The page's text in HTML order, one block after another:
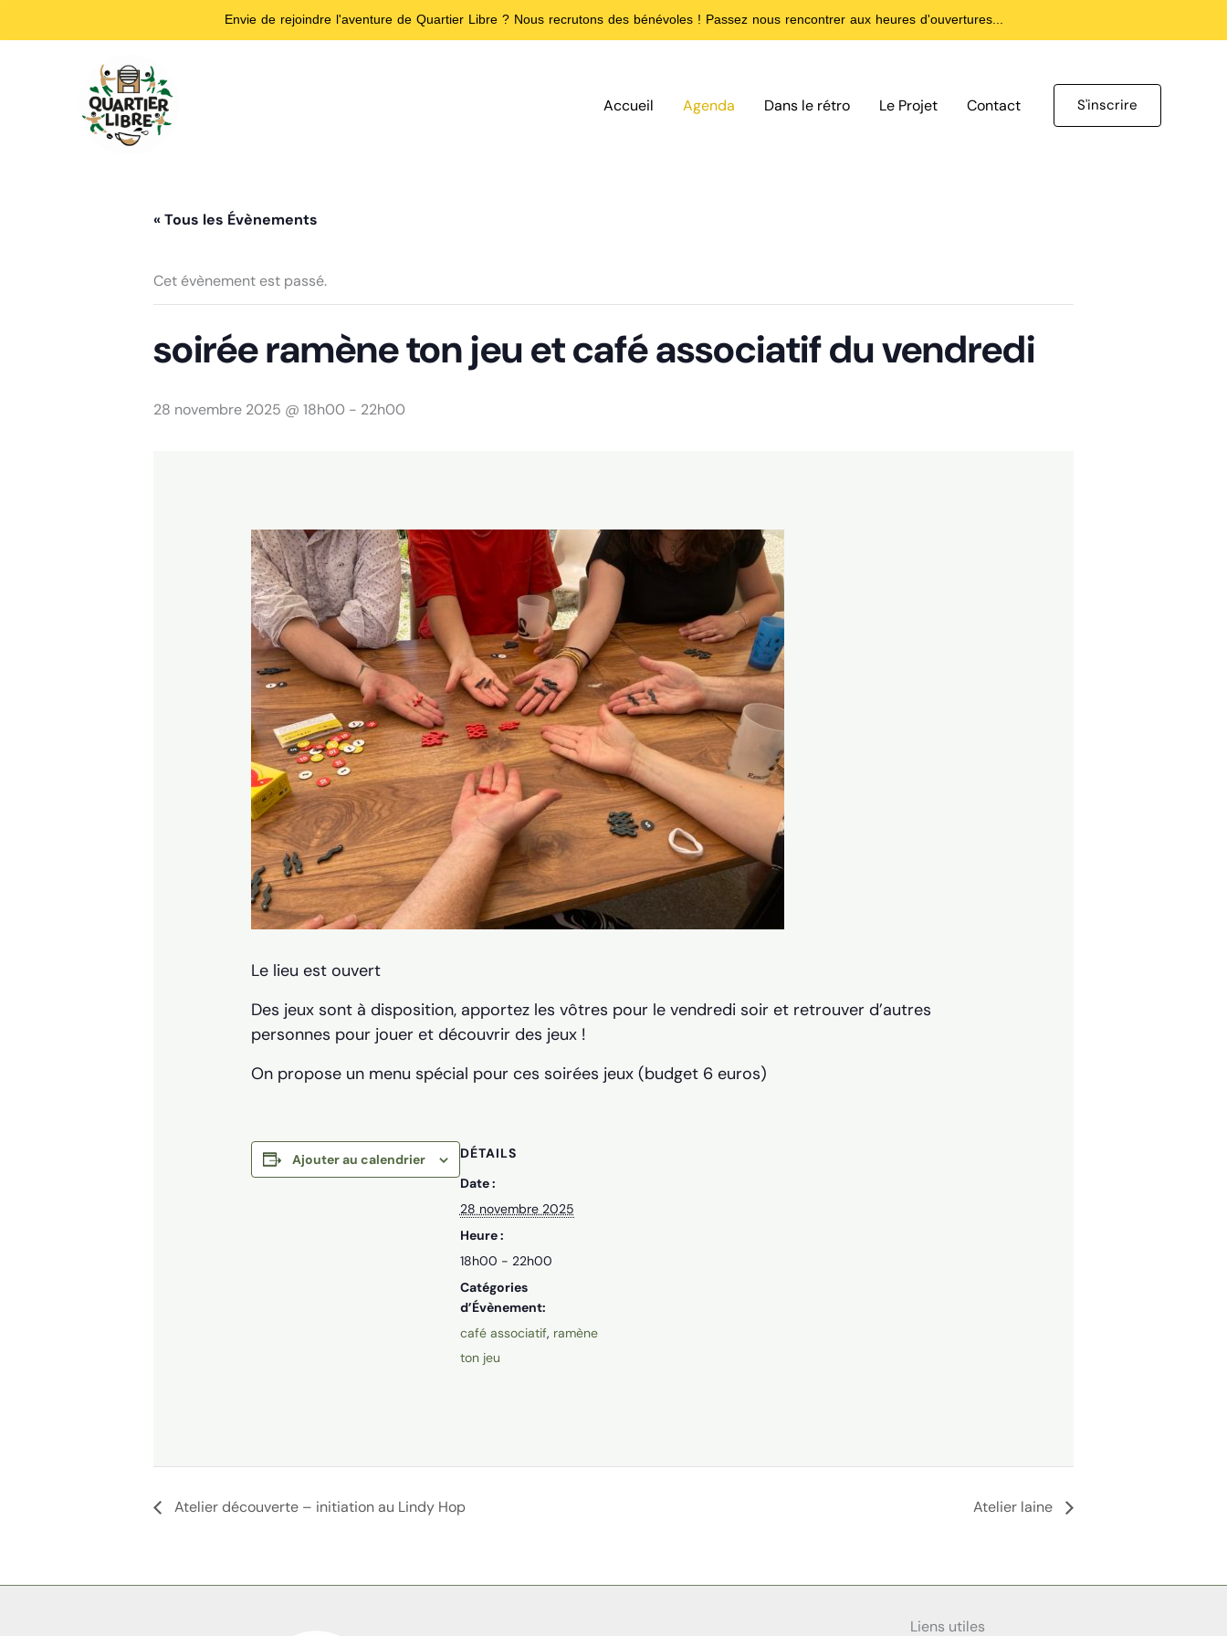
Envie de rejoindre l'aventure de Quartier Libre ? Nous recrutons des bénévoles ! Passez nous rencontrer aux heures d'ouvertures...
Accueil Agenda Dans le rétro Le Projet Contact S'inscrire
« Tous les Évènements
Cet évènement est passé.
soirée ramène ton jeu et café associatif du vendredi
28 novembre 2025 @ 18h00 - 22h00
Le lieu est ouvert
Des jeux sont à disposition, apportez les vôtres pour le vendredi soir et retrouver d’autres
personnes pour jouer et découvrir des jeux !
On propose un menu spécial pour ces soirées jeux (budget 6 euros)
Ajouter au calendrier
DÉTAILS
Date :
28 novembre 2025
Heure :
18h00 - 22h00
Catégories
d’Évènement:
café associatif, ramène
ton jeu
Atelier découverte – initiation au Lindy Hop Atelier laine
Liens utiles